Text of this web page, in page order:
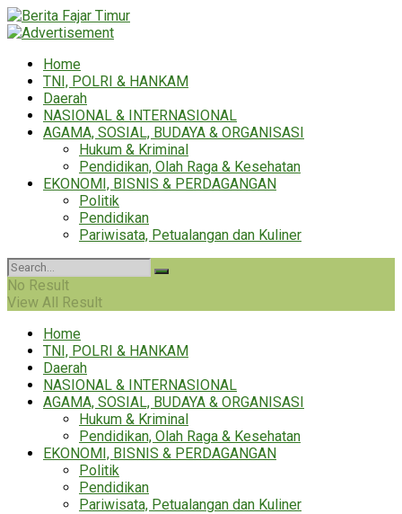
Home
TNI, POLRI & HANKAM
Daerah
NASIONAL & INTERNASIONAL
AGAMA, SOSIAL, BUDAYA & ORGANISASI
Hukum & Kriminal
Pendidikan, Olah Raga & Kesehatan
EKONOMI, BISNIS & PERDAGANGAN
Politik
Pendidikan
Pariwisata, Petualangan dan Kuliner
No Result
View All Result
Home
TNI, POLRI & HANKAM
Daerah
NASIONAL & INTERNASIONAL
AGAMA, SOSIAL, BUDAYA & ORGANISASI
Hukum & Kriminal
Pendidikan, Olah Raga & Kesehatan
EKONOMI, BISNIS & PERDAGANGAN
Politik
Pendidikan
Pariwisata, Petualangan dan Kuliner